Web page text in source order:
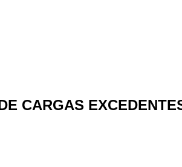
CARGAS